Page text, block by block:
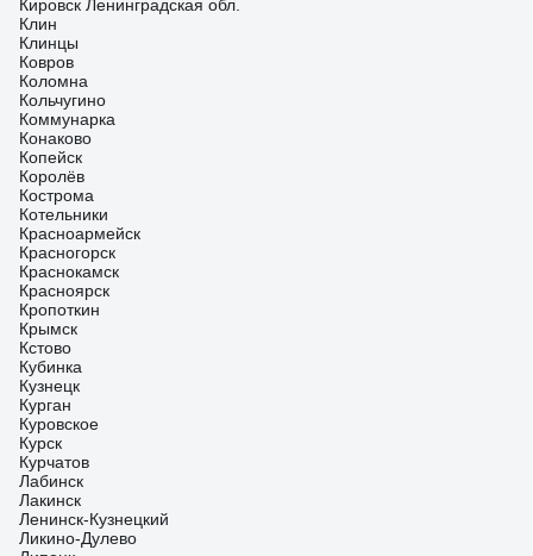
Кировск Ленинградская обл.
Клин
Клинцы
Ковров
Коломна
Кольчугино
Коммунарка
Конаково
Копейск
Королёв
Кострома
Котельники
Красноармейск
Красногорск
Краснокамск
Красноярск
Кропоткин
Крымск
Кстово
Кубинка
Кузнецк
Курган
Куровское
Курск
Курчатов
Лабинск
Лакинск
Ленинск-Кузнецкий
Ликино-Дулево